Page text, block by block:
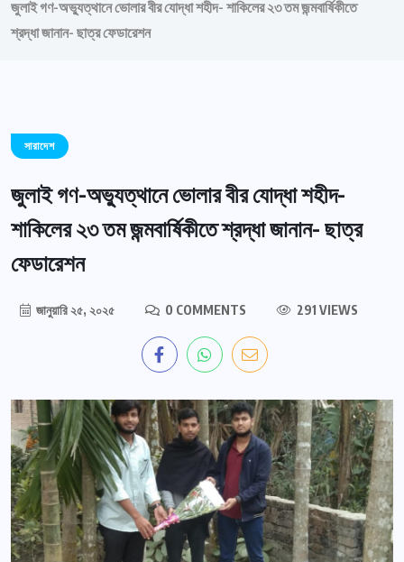
জুলাই গণ-অভ্যুত্থানে ভোলার বীর যোদ্ধা শহীদ- শাকিলের ২৩ তম জন্মবার্ষিকীতে
শ্রদ্ধা জানান- ছাত্র ফেডারেশন
সারাদেশ
জুলাই গণ-অভ্যুত্থানে ভোলার বীর যোদ্ধা শহীদ-
শাকিলের ২৩ তম জন্মবার্ষিকীতে শ্রদ্ধা জানান- ছাত্র
ফেডারেশন
জানুয়ারি ২৫, ২০২৫ 0 COMMENTS 291 VIEWS